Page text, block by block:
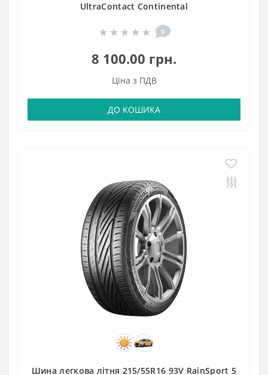
UltraContact Continental
0
8 100.00 грн.
Ціна з ПДВ
ДО КОШИКА
Шина легкова літня 215/55R16 93V RainSport 5